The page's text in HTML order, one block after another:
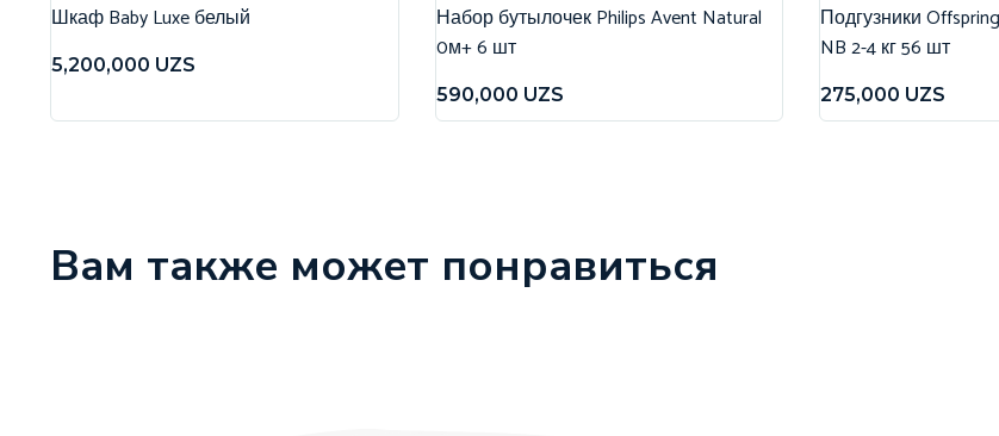
Шкаф Baby Luxe белый
5,200,000 UZS
Набор бутылочек Philips Avent Natural
0м+ 6 шт
590,000 UZS
Подгузники
NB 2-4 кг 56 шт
275,000 UZS
Вам также может понравиться